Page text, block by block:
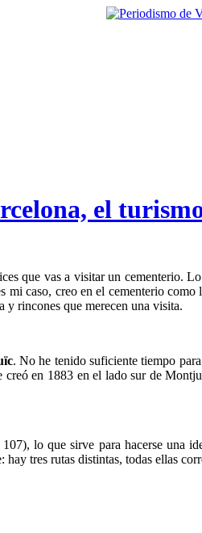
el
que vas a visitar un cementerio.
caso, creo en el cementerio
y rincones que merecen una visita.
. No he tenido suficiente tiempo
creó en 1883 en el lado sur de
lo que sirve para hacerse una
hay tres rutas distintas, todas ellas